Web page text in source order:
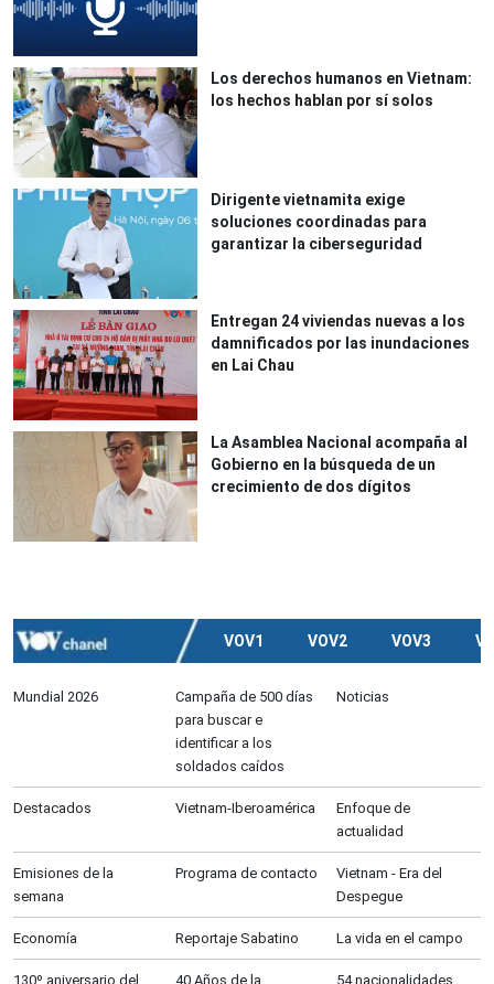
Los derechos humanos en Vietnam:
los hechos hablan por sí solos
Dirigente vietnamita exige
soluciones coordinadas para
garantizar la ciberseguridad
Entregan 24 viviendas nuevas a los
damnificados por las inundaciones
en Lai Chau
La Asamblea Nacional acompaña al
Gobierno en la búsqueda de un
crecimiento de dos dígitos
VOV1 VOV2 VOV3
Mundial 2026
Campaña de 500 días
para buscar e
identificar a los
soldados caídos
Noticias
Destacados Vietnam-Iberoamérica
Enfoque de
actualidad
Emisiones de la
semana
Programa de contacto
Vietnam - Era del
Despegue
Economía Reportaje Sabatino La vida en el campo
130º aniversario del 40 Años de la 54 nacionalidades